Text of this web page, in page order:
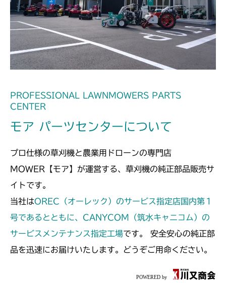
本体 FIG44 シート(CE)
本体 FIG32 シート(High CE AU
USA)
本体 FIG25 シート
CMX2502
本体 FIG29 シート
本体 FIG30 シート(High CE USA)
CMX2504
本体 FIG26 シート
PROFESSIONAL LAWNMOWERS PARTS
CENTER
モア パーツセンターについて
プロ仕様の草刈機と農業用ドローンの専門店
MOWER【モア】が運営する、草刈機の純正部品販売サ
イトです。
当社はOREC（オーレック）のサービス指定店国内第１
号であるとともに、CANYCOM（筑水キャニコム）の
サービスメンテナンス指定工場です。 安全安心の純正部
品を迅速にお届けいたします。どうぞご用命ください。